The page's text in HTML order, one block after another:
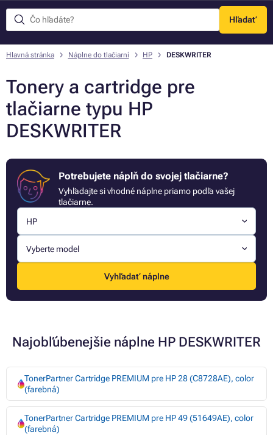
Hľadať
Menu
Hlavná stránka Náplne do tlačiarní HP DESKWRITER
Tonery a cartridge pre
tlačiarne typu HP
DESKWRITER
Potrebujete náplň do svojej tlačiarne?
Vyhľadajte si vhodné náplne priamo podľa vašej
tlačiarne.
HP
Vyberte model
Vyhľadať náplne
Najobľúbenejšie náplne HP DESKWRITER
TonerPartner Cartridge PREMIUM pre HP 28 (C8728AE), color
(farebná)
TonerPartner Cartridge PREMIUM pre HP 49 (51649AE), color
(farebná)